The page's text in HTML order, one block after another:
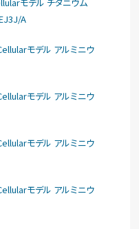
A
モデル アルミニウ
モデル アルミニウ
モデル アルミニウ
モデル アルミニウ